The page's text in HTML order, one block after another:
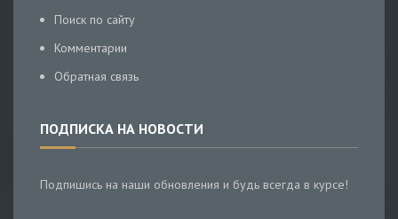
Поиск по сайту
Комментарии
Обратная связь
ПОДПИСКА НА НОВОСТИ
Подпишись на наши обновления и будь всегда в курсе!